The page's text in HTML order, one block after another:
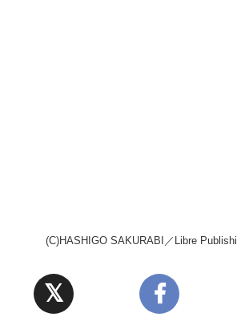
(C)HASHIGO SAKURABI／Libre